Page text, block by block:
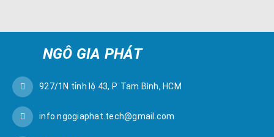
NGÔ GIA PHÁT
927/1N tỉnh lộ 43, P. Tam Bình, HCM
info.ngogiaphat.tech@gmail.com